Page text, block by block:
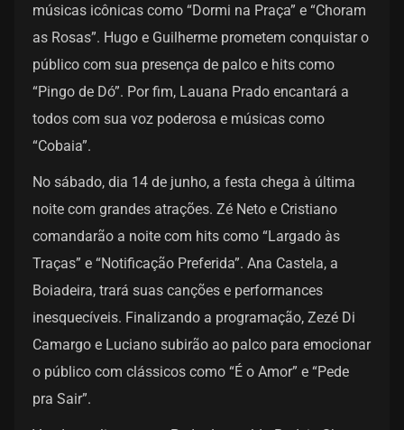
músicas icônicas como “Dormi na Praça” e “Choram
as Rosas”. Hugo e Guilherme prometem conquistar o
público com sua presença de palco e hits como
“Pingo de Dó”. Por fim, Lauana Prado encantará a
todos com sua voz poderosa e músicas como
“Cobaia”.
No sábado, dia 14 de junho, a festa chega à última
noite com grandes atrações. Zé Neto e Cristiano
comandarão a noite com hits como “Largado às
Traças” e “Notificação Preferida”. Ana Castela, a
Boiadeira, trará suas canções e performances
inesquecíveis. Finalizando a programação, Zezé Di
Camargo e Luciano subirão ao palco para emocionar
o público com clássicos como “É o Amor” e “Pede
pra Sair”.